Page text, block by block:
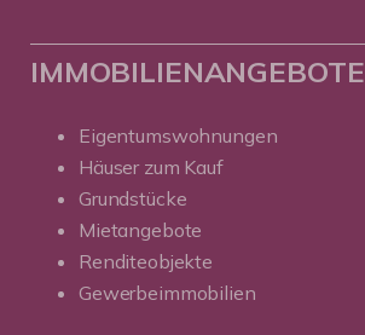
IMMOBILIENANGEBOTE
Eigentumswohnungen
Häuser zum Kauf
Grundstücke
Mietangebote
Renditeobjekte
Gewerbeimmobilien